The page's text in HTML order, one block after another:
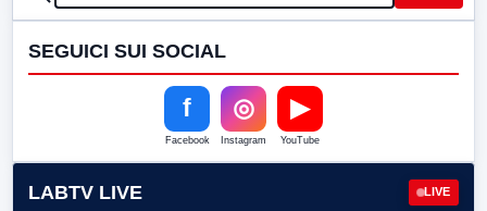
SEGUICI SUI SOCIAL
f
Facebook
◎
Instagram
▶
YouTube
LABTV LIVE LIVE